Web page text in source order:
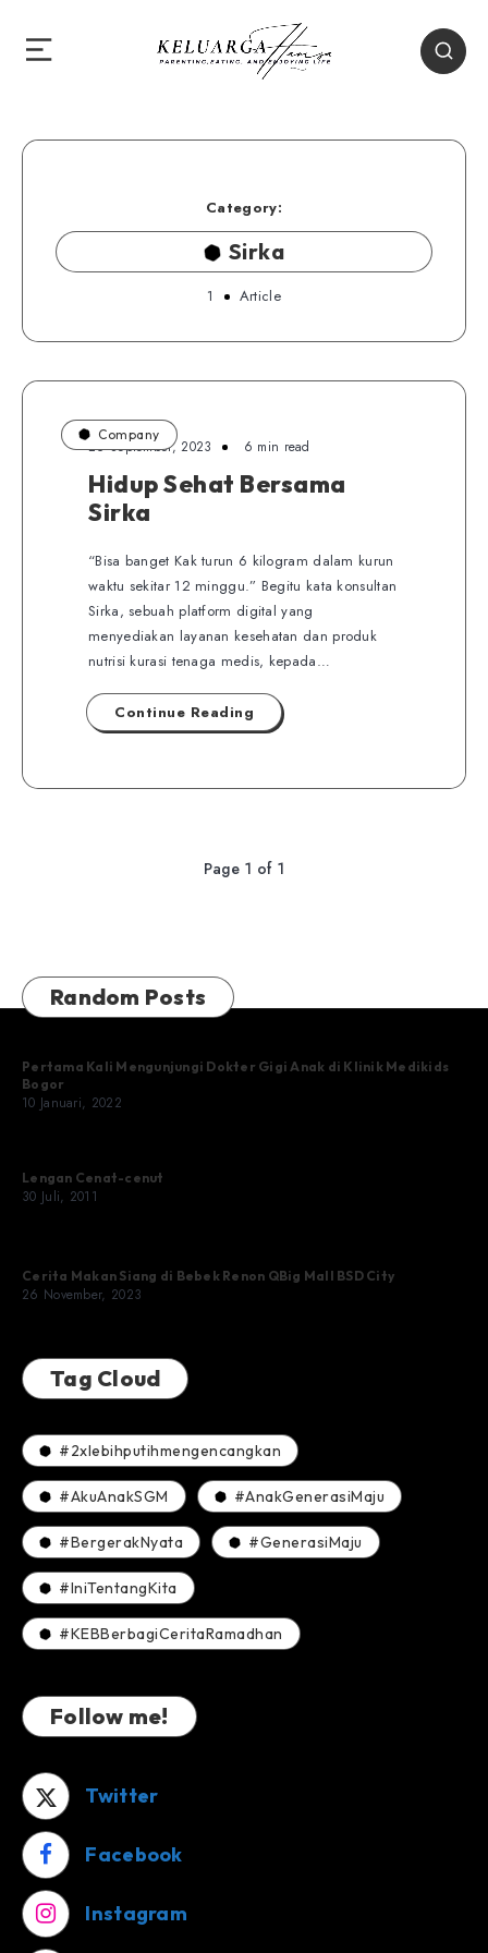
Category:
Sirka
1 Article
Company
26 September, 2023 6 min read
Hidup Sehat Bersama
Sirka
“Bisa banget Kak turun 6 kilogram dalam kurun
waktu sekitar 12 minggu.” Begitu kata konsultan
Sirka, sebuah platform digital yang
menyediakan layanan kesehatan dan produk
nutrisi kurasi tenaga medis, kepada…
Continue Reading
Page 1 of 1
Random Posts
Pertama Kali Mengunjungi Dokter Gigi Anak di Klinik Medikids
Bogor
10 Januari, 2022
Lengan Cenat-cenut
30 Juli, 2011
Cerita Makan Siang di Bebek Renon QBig Mall BSD City
26 November, 2023
Tag Cloud
#2xlebihputihmengencangkan
#AkuAnakSGM #AnakGenerasiMaju
#BergerakNyata #GenerasiMaju
#IniTentangKita
#KEBBerbagiCeritaRamadhan
Follow me!
Twitter
Facebook
Instagram